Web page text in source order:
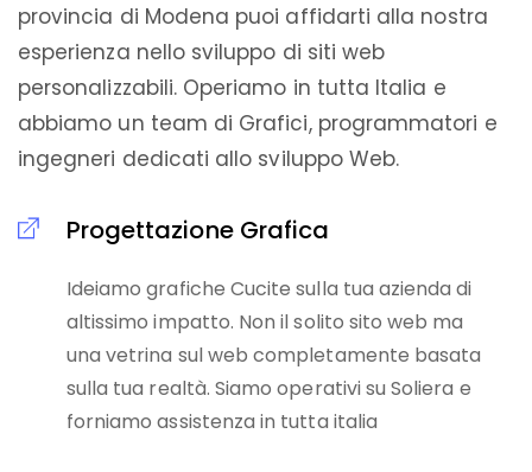
provincia di Modena puoi affidarti alla nostra
esperienza nello sviluppo di siti web
personalizzabili. Operiamo in tutta Italia e
abbiamo un team di Grafici, programmatori e
ingegneri dedicati allo sviluppo Web.
Progettazione Grafica
Ideiamo grafiche Cucite sulla tua azienda di
altissimo impatto. Non il solito sito web ma
una vetrina sul web completamente basata
sulla tua realtà. Siamo operativi su Soliera e
forniamo assistenza in tutta italia